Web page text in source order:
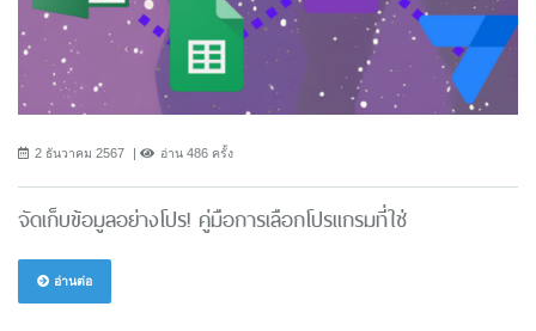
2 ธันวาคม 2567 อ่าน 486 ครั้ง
จัดเก็บข้อมูลอย่างโปร! คู่มือการเลือกโปรแกรมที่ใช่
อ่านต่อ